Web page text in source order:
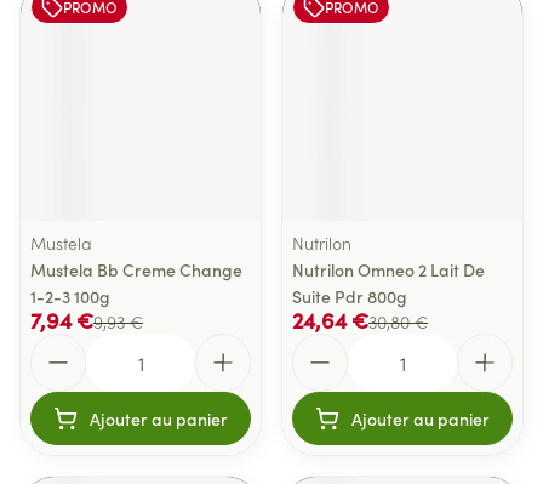
PROMO
Mustela
Mustela Bb Creme Change
1-2-3 100g
9,93 €
7,94 €
Ajouter au panier
PROMO
Nutrilon
Nutrilon Omneo 2 Lait De
Suite Pdr 800g
30,80 €
24,64 €
Ajouter au panier